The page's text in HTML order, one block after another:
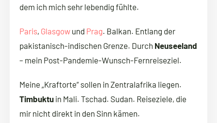
dem ich mich sehr lebendig fühlte.
Paris, Glasgow und Prag. Balkan. Entlang der
pakistanisch-indischen Grenze. Durch Neuseeland
– mein Post-Pandemie-Wunsch-Fernreiseziel.
Meine „Kraftorte“ sollen in Zentralafrika liegen.
Timbuktu in Mali. Tschad. Sudan. Reiseziele, die
mir nicht direkt in den Sinn kämen.